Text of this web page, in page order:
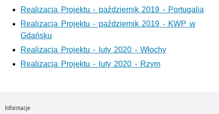
Realizacja Projektu - październik 2019 - Portugalia
Realizacja Projektu - październik 2019 - KWP w
Gdańsku
Realizacja Projektu - luty 2020 - Włochy
Realizacja Projektu - luty 2020 - Rzym
Informacje